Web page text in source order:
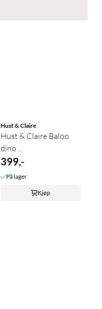
Hust & Claire
Hust & Claire Baloo
dino ...
399,-
På lager
Kjøp